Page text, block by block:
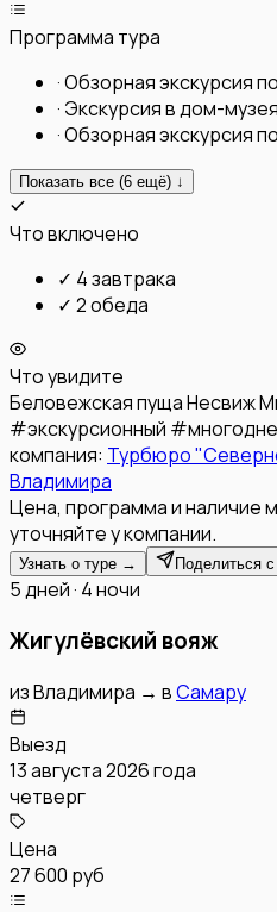
Программа тура
·Обзорная экскурсия
· Экскурсия в дом-
·Обзорная экскурсия
Показать все (6 ещё) ↓
Что включено
✓ 4 завтрака
✓ 2 обеда
Что увидите
Беловежская пущаНесвиж
#экскурсионный #
компания: Турбюро
Владимира
Цена, программа и наличие
уточняйте у компании.
Узнать о туре → Поделиться
5 дней · 4 ночи
Жигулёвский вояж
изВладимира → вСамару
Выезд
13 августа 2026 года
четверг
Цена
27 600 руб